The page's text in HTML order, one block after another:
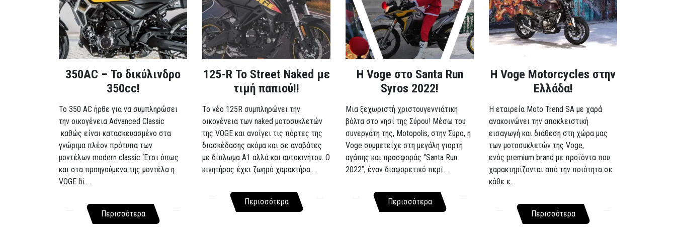
350AC – Το δικύλινδρο
350cc!
To 350 AC ήρθε για να συμπληρώσει
την οικογένεια Advanced Classic
καθώς είναι κατασκευασμένο στα
γνώριμα πλέον πρότυπα των
μοντέλων modern classic. Έτσι όπως
και στα προηγούμενα της μοντέλα η
VOGE δί...
Περισσότερα
125-R Το Street Naked με
τιμή παπιού!!
Το νέο 125R συμπληρώνει την
οικογένεια των naked μοτοσυκλετών
της VOGE και ανοίγει τις πόρτες της
διασκέδασης ακόμα και σε αναβάτες
με δίπλωμα A1 αλλά και αυτοκινήτου. Ο
κινητήρας έχει ζωηρό χαρακτήρα...
Περισσότερα
Η Voge στο Santa Run
Syros 2022!
Μια ξεχωριστή χριστουγεννιάτικη
βόλτα στο νησί της Σύρου! Μέσω του
συνεργάτη της, Motopolis, στην Σύρο, η
Voge συμμετείχε στη μεγάλη γιορτή
αγάπης και προσφοράς “Santa Run
2022”, έναν διαφορετικό περί...
Περισσότερα
H Voge Motorcycles στην
Ελλάδα!
Η εταιρεία Moto Trend SA με χαρά
ανακοινώνει την αποκλειστική
εισαγωγή και διάθεση στη χώρα μας
των μοτοσυκλετών της Voge,
ενός premium brand με προϊόντα που
χαρακτηρίζονται από την ποιότητα σε
κάθε ε...
Περισσότερα